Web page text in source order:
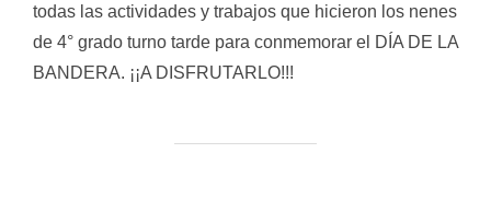
todas las actividades y trabajos que hicieron los nenes
de 4° grado turno tarde para conmemorar el DÍA DE LA
BANDERA. ¡¡A DISFRUTARLO!!!